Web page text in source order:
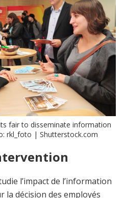
fair to disseminate information
rkl_foto | Shutterstock.com
l’impact de l’information
la décision des employés